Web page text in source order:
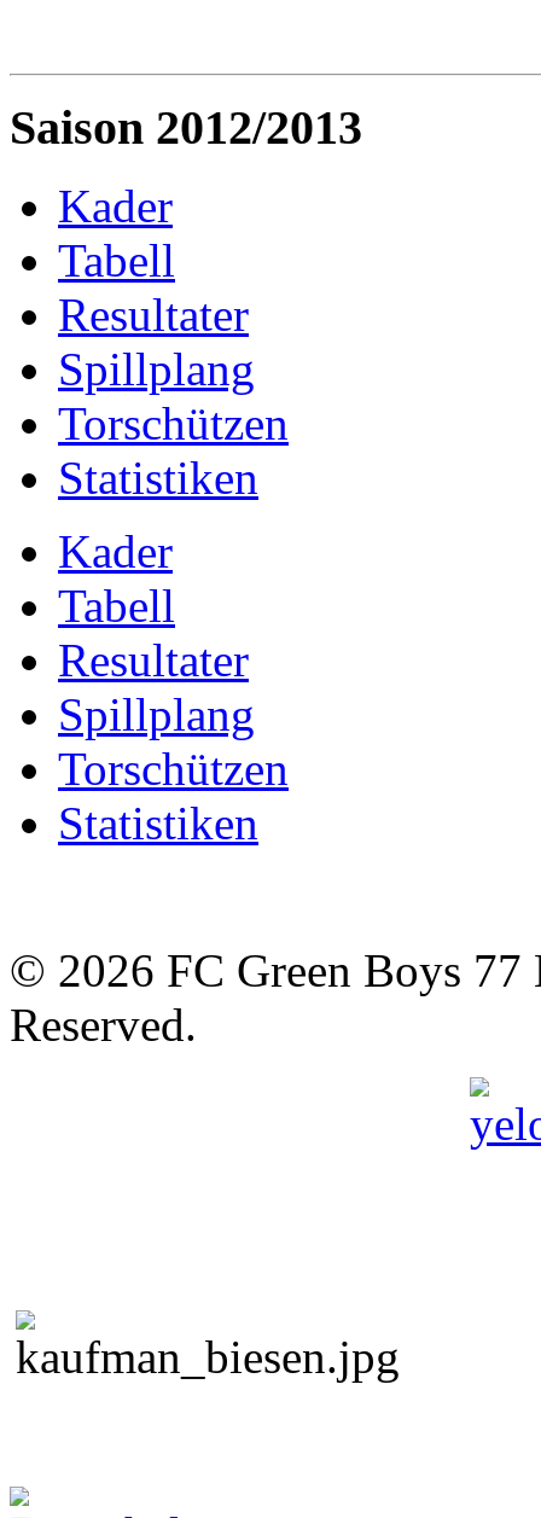
Saison 2012/2013
Kader
Tabell
Resultater
Spillplang
Torschützen
Statistiken
Kader
Tabell
Resultater
Spillplang
Torschützen
Statistiken
© 2026 FC Green Boys 77
Reserved.